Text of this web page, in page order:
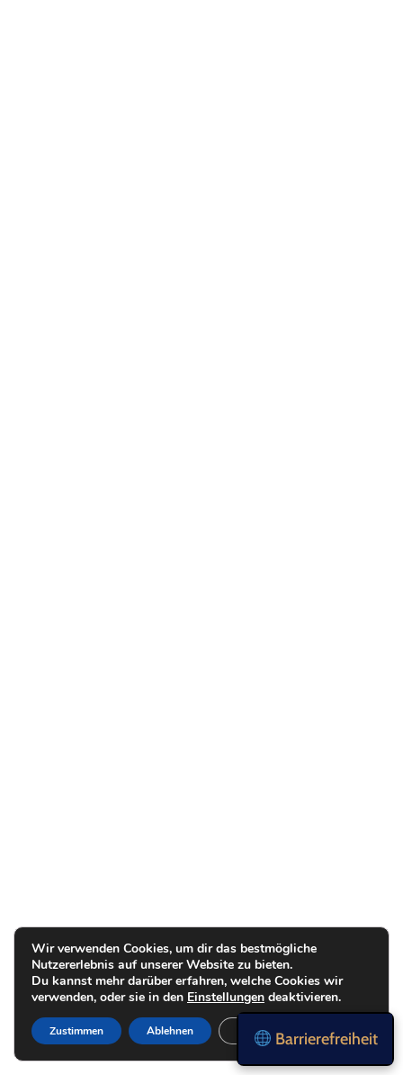
Barrierefreiheit
Wir verwenden Cookies, um dir das bestmögliche
Nutzererlebnis auf unserer Website zu bieten.
Du kannst mehr darüber erfahren, welche Cookies wir
verwenden, oder sie in den Einstellungen deaktivieren.
Zustimmen Ablehnen Einstellungen